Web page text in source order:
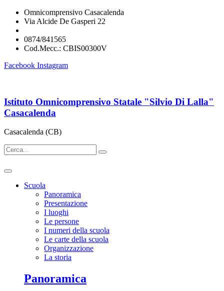
Omnicomprensivo Casacalenda
Via Alcide De Gasperi 22
0874/841565
Cod.Mecc.: CBIS00300V
Facebook Instagram
Istituto Omnicomprensivo Statale "Silvio Di Lalla"
Casacalenda
Casacalenda (CB)
Scuola
Panoramica
Presentazione
I luoghi
Le persone
I numeri della scuola
Le carte della scuola
Organizzazione
La storia
Panoramica